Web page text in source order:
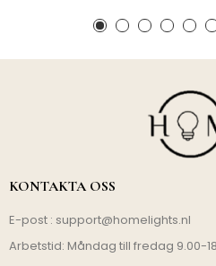
KONTAKTA OSS
E-post : support@homelights.nl
Arbetstid: Måndag till fredag 9.00-